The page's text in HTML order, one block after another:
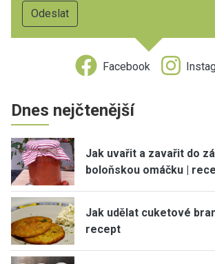
Facebook
Dnes nejčtenější
Jak uvařit a zavařit do
boloňskou omáčku |
Jak udělat cuketové
recept